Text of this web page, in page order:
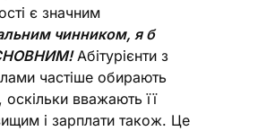
є значним
чинником, я б
Абітурієнти з
частіше обирають
вважають її
і зарплати також. Це